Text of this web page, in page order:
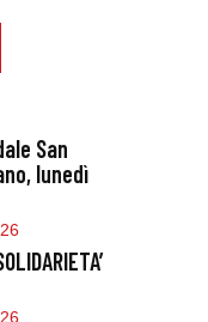
San
lunedì